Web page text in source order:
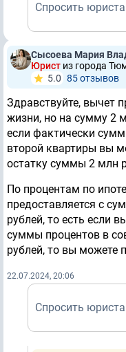
Спросить юриста
Сысоева Мария
Юрист из города
5.0 85 отзывов
Здравствуйте, вычет
жизни, но на сумму 2
если фактически
второй квартиры вы
остатку суммы 2 млн
По процентам по
предоставляется с
рублей, то есть если
суммы процентов в
рублей, то вы можете
22.07.2024, 20:06
Спросить юриста